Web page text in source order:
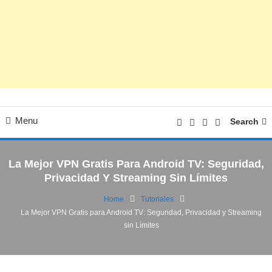
Menu Search
La Mejor VPN Gratis Para Android TV: Seguridad,
Privacidad Y Streaming Sin Límites
Home
Tutoriales
La Mejor VPN Gratis para Android TV: Seguridad, Privacidad y Streaming
sin Límites
Android Noticias
Tutoriales